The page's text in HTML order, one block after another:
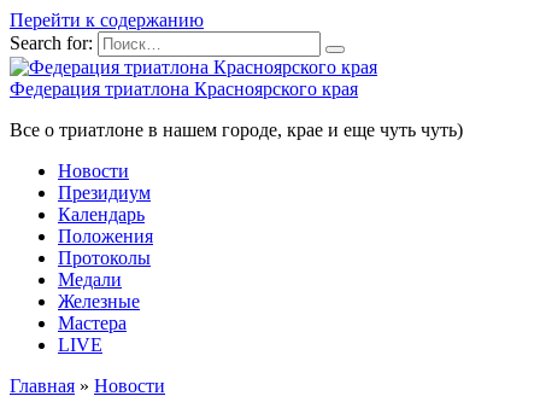
Перейти к содержанию
Search for:
Федерация триатлона Красноярского края
Все о триатлоне в нашем городе, крае и еще чуть чуть)
Новости
Президиум
Календарь
Положения
Протоколы
Медали
Железные
Мастера
LIVE
Главная » Новости